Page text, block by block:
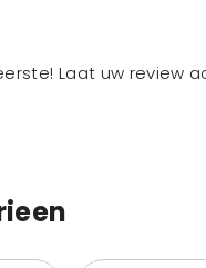
Laat uw review